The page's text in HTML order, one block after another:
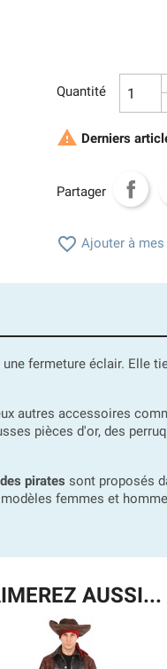
Quantité
 Derniers
Partager
 Ajouter à
fermeture éclair. Elle
autres accessoires
pièces d'or, des
pirates sont proposés
femmes et
AUSSI...